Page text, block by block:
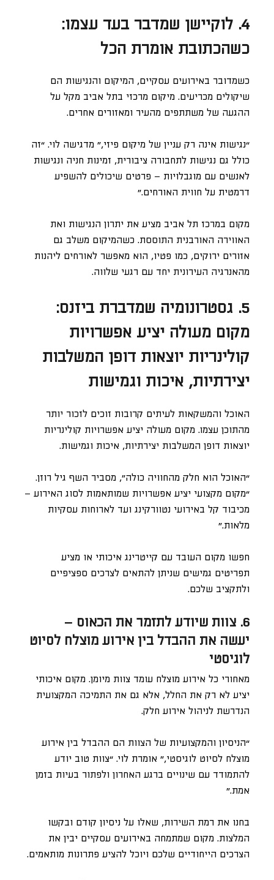
4. לוקיישן שמדבר בעד עצמו:
כשהכתובת אומרת הכל
כשמדובר באירועים עסקיים, המיקום והנגישות הם
שיקולים מכריעים. מיקום מרכזי בתל אביב מקל על
ההגעה של משתתפים מהעיר ומאזורים אחרים.
“נגישות אינה רק עניין של מיקום פיזי,” מדגישה לוי. “זה
כולל גם נגישות לתחבורה ציבורית, זמינות חניה ונגישות
לאנשים עם מוגבלויות – פרטים שיכולים להשפיע
דרמטית על חווית האורחים.”
מקום במרכז תל אביב מציע את יתרון הנגישות ואת
האווירה האורבנית התוססת. כשהמיקום משלב גם
אזורים ירוקים, כמו פטיו, הוא מאפשר לאורחים ליהנות
מהאנרגיה העירונית יחד עם רגעי שלווה.
5. גסטרונומיה שמדברת ביזנס:
מקום מעולה יציע אפשרויות
קולינריות יוצאות דופן המשלבות
יצירתיות, איכות וגמישות
האוכל והמשקאות לעיתים קרובות זוכים לזכור יותר
מהתוכן עצמו. מקום מעולה יציע אפשרויות קולינריות
יוצאות דופן המשלבות יצירתיות, איכות וגמישות.
“האוכל הוא חלק מהחוויה כולה”, מסביר השף גיל רוזן.
“מקום מקצועי יציע אפשרויות שמותאמות לסוג האירוע –
מכיבוד קל באירועי נטוורקינג ועד לארוחות עסקיות
מלאות.”
חפשו מקום העובד עם קייטרינג איכותי או מציע
תפריטים גמישים שניתן להתאים לצרכים ספציפיים
ולתקציב שלכם.
6. צוות שיודע לתזמר את הכאוס –
יעשה את ההבדל בין אירוע מוצלח לסיוט
לוגיסטי
מאחורי כל אירוע מוצלח עומד צוות מיומן. מקום איכותי
יציע לא רק את החלל, אלא גם את התמיכה המקצועית
הנדרשת לניהול אירוע חלק.
“הניסיון והמקצועיות של הצוות הם ההבדל בין אירוע
מוצלח לסיוט לוגיסטי,” אומרת לוי. “צוות טוב יודע
להתמודד עם שינויים ברגע האחרון ולפתור בעיות בזמן
אמת.”
בחנו את רמת השירות, שאלו על ניסיון קודם ובקשו
המלצות. מקום שמתמחה באירועים עסקיים יבין את
הצרכים הייחודיים שלכם ויוכל להציע פתרונות מותאמים.